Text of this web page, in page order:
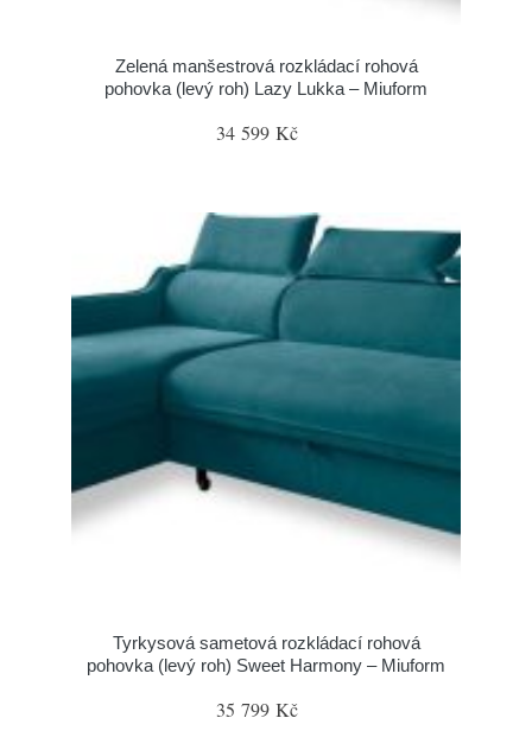
Zelená manšestrová rozkládací rohová
pohovka (levý roh) Lazy Lukka – Miuform
34 599 Kč
Tyrkysová sametová rozkládací rohová
pohovka (levý roh) Sweet Harmony – Miuform
35 799 Kč